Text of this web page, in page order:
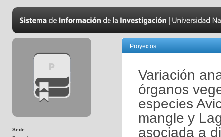
Sede:
Proyectos
Variación
órganos
especies
mangle y
asociada a